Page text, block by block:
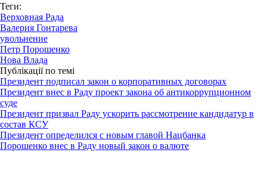
Теги:
Верховная Рада
Валерия Гонтарева
увольнение
Петр Порошенко
Нова Влада
Публікації по темі
Президент подписал закон о корпоративных договорах
Президент внес в Раду проект закона об антикоррупционном
суде
Президент призвал Раду ускорить рассмотрение кандидатур в
состав КСУ
Президент определился с новым главой Нацбанка
Порошенко внес в Раду новый закон о валюте